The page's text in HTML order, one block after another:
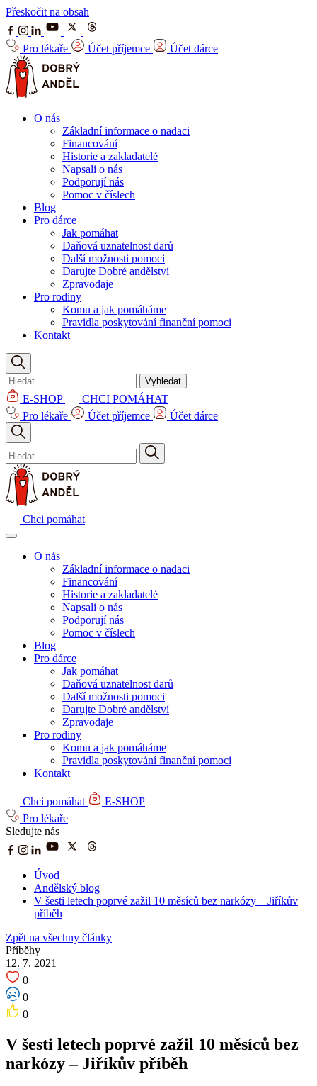
Přeskočit na obsah
Pro lékaře Účet příjemce Účet dárce
O nás
Základní informace o nadaci
Financování
Historie a zakladatelé
Napsali o nás
Podporují nás
Pomoc v číslech
Blog
Pro dárce
Jak pomáhat
Daňová uznatelnost darů
Další možnosti pomoci
Darujte Dobré andělství
Zpravodaje
Pro rodiny
Komu a jak pomáháme
Pravidla poskytování finanční pomoci
Kontakt
Vyhledat
E-SHOP
CHCI POMÁHAT
Pro lékaře
Účet příjemce Účet dárce
Chci pomáhat
O nás
Základní informace o nadaci
Financování
Historie a zakladatelé
Napsali o nás
Podporují nás
Pomoc v číslech
Blog
Pro dárce
Jak pomáhat
Daňová uznatelnost darů
Další možnosti pomoci
Darujte Dobré andělství
Zpravodaje
Pro rodiny
Komu a jak pomáháme
Pravidla poskytování finanční pomoci
Kontakt
Chci pomáhat
E-SHOP
Pro lékaře
Sledujte nás
Úvod
Andělský blog
V šesti letech poprvé zažil 10 měsíců bez narkózy – Jiříkův
příběh
Zpět na všechny články
Příběhy
12. 7. 2021
0
0
0
V šesti letech poprvé zažil 10 měsíců bez
narkózy – Jiříkův příběh